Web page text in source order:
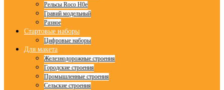
Рельсы Roco H0e
Гравий модельный
Разное
Стартовые наборы
Цифровые наборы
Для макета
Железнодорожные строения
Городские строения
Промышленные строения
Сельские строения